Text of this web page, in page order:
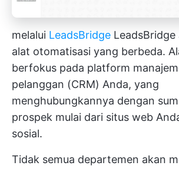
melalui LeadsBridge LeadsBridge
alat otomatisasi yang berbeda.
berfokus pada platform
pelanggan (CRM) Anda, yang
menghubungkannya dengan
prospek mulai dari situs web
sosial.
Tidak semua departemen akan